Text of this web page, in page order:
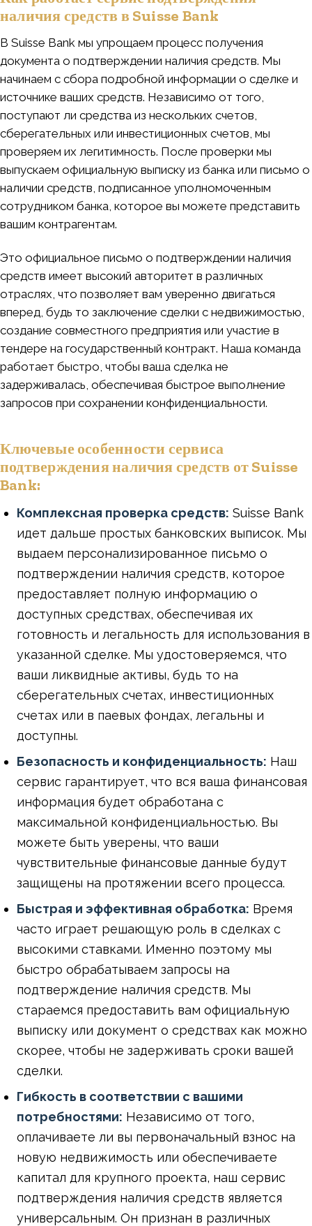
наличия средств в Suisse Bank
В Suisse Bank мы упрощаем процесс получения
документа о подтверждении наличия средств. Мы
начинаем с сбора подробной информации о сделке и
источнике ваших средств. Независимо от того,
поступают ли средства из нескольких счетов,
сберегательных или инвестиционных счетов, мы
проверяем их легитимность. После проверки мы
выпускаем официальную выписку из банка или письмо о
наличии средств, подписанное уполномоченным
сотрудником банка, которое вы можете представить
вашим контрагентам.
Это официальное письмо о подтверждении наличия
средств имеет высокий авторитет в различных
отраслях, что позволяет вам уверенно двигаться
вперед, будь то заключение сделки с недвижимостью,
создание совместного предприятия или участие в
тендере на государственный контракт. Наша команда
работает быстро, чтобы ваша сделка не
задерживалась, обеспечивая быстрое выполнение
запросов при сохранении конфиденциальности.
Ключевые особенности сервиса
подтверждения наличия средств от Suisse
Bank:
Комплексная проверка средств: Suisse Bank
идет дальше простых банковских выписок. Мы
выдаем персонализированное письмо о
подтверждении наличия средств, которое
предоставляет полную информацию о
доступных средствах, обеспечивая их
готовность и легальность для использования в
указанной сделке. Мы удостоверяемся, что
ваши ликвидные активы, будь то на
сберегательных счетах, инвестиционных
счетах или в паевых фондах, легальны и
доступны.
Безопасность и конфиденциальность: Наш
сервис гарантирует, что вся ваша финансовая
информация будет обработана с
максимальной конфиденциальностью. Вы
можете быть уверены, что ваши
чувствительные финансовые данные будут
защищены на протяжении всего процесса.
Быстрая и эффективная обработка: Время
часто играет решающую роль в сделках с
высокими ставками. Именно поэтому мы
быстро обрабатываем запросы на
подтверждение наличия средств. Мы
стараемся предоставить вам официальную
выписку или документ о средствах как можно
скорее, чтобы не задерживать сроки вашей
сделки.
Гибкость в соответствии с вашими
потребностями: Независимо от того,
оплачиваете ли вы первоначальный взнос на
новую недвижимость или обеспечиваете
капитал для крупного проекта, наш сервис
подтверждения наличия средств является
универсальным. Он признан в различных